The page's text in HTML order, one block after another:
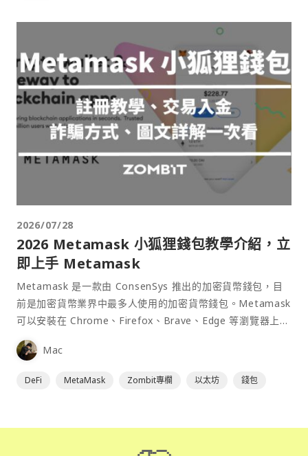
2026/07/28
2026 Metamask 小狐狸錢包教學介紹，立
即上手 Metamask
Metamask 是一款由 ConsenSys 推出的加密貨幣錢包，目
前是加密貨幣業界中最多人使用的加密貨幣錢包。Metamask
可以安裝在 Chrome、Firefox、Brave、Edge 等瀏覽器上作
為插件使用，具備許多功能且使用上非常方便。
Mac
DeFi MetaMask Zombit專欄 以太坊 錢包